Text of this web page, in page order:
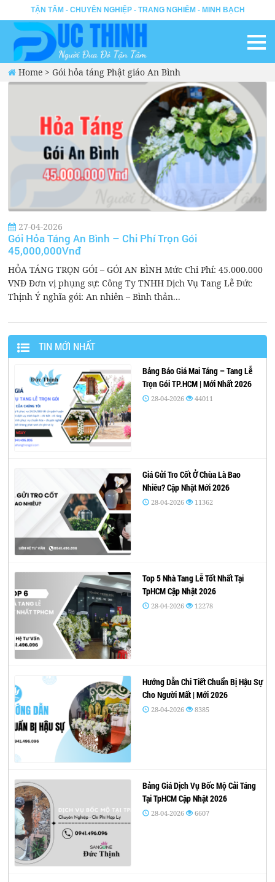
TẬN TÂM - CHUYÊN NGHIỆP - TRANG NGHIÊM - MINH BẠCH
Home >Gói hỏa táng Phật giáo An Bình
27-04-2026
Gói Hỏa Táng An Bình – Chi Phí Trọn Gói
45,000,000Vnđ
HỎA TÁNG TRỌN GÓI – GÓI AN BÌNH Mức Chi Phí: 45.000.000
VNĐ Đơn vị phụng sự: Công Ty TNHH Dịch Vụ Tang Lễ Đức
Thịnh Ý nghĩa gói: An nhiên – Bình thản...
TIN MỚI NHẤT
Bảng Báo Giá Mai Táng – Tang Lễ
Trọn Gói TP.HCM | Mới Nhất 2026
28-04-2026 44011
Giá Gửi Tro Cốt Ở Chùa Là Bao
Nhiêu? Cập Nhật Mới 2026
28-04-2026 11362
Top 5 Nhà Tang Lễ Tốt Nhất Tại
TpHCM Cập Nhật 2026
28-04-2026 12278
Hướng Dẫn Chi Tiết Chuẩn Bị Hậu Sự
Cho Người Mất | Mới 2026
28-04-2026 8385
Bảng Giá Dịch Vụ Bốc Mộ Cải Táng
Tại TpHCM Cập Nhật 2026
28-04-2026 6607